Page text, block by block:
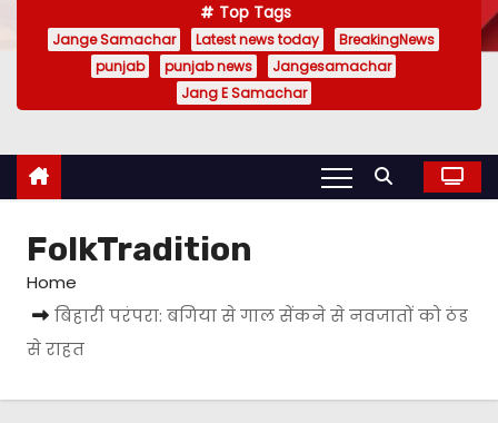
Top Tags
Jange Samachar Latest news today
BreakingNews
punjab
punjab news
Jangesamachar
Jang E Samachar
FolkTradition
Home
बिहारी परंपरा: बगिया से गाल सेंकने से नवजातों को ठंड
से राहत